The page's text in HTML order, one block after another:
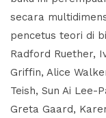
secara
pencetus teori di
Radford Ruether,
Griffin, Alice
Teish, Sun Ai Lee-
Greta Gaard,